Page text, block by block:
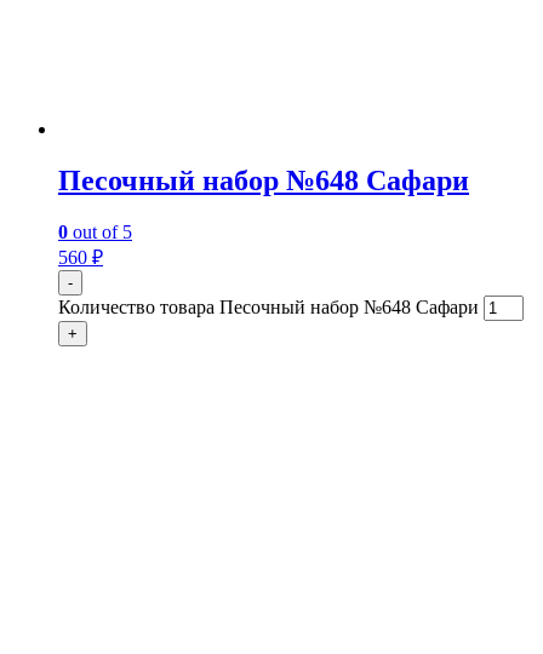
Песочный набор №648 Сафари
0 out of 5
560 ₽
-
Количество товара Песочный набор №648 Сафари
+